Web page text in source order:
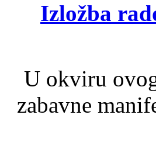
Izložba
U okviru
zabavne